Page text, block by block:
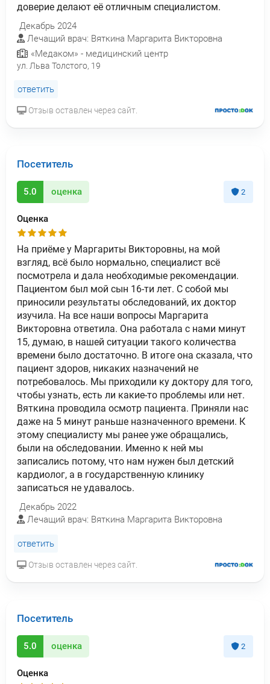
доверие делают её отличным специалистом.
Декабрь 2024
Лечащий врач: Вяткина Маргарита Викторовна
«Медаком» - медицинский центр
ул. Льва Толстого, 19
ответить
Отзыв оставлен через сайт.
Посетитель
5.0 оценка 2
Оценка
На приёме у Маргариты Викторовны, на мой
взгляд, всё было нормально, специалист всё
посмотрела и дала необходимые рекомендации.
Пациентом был мой сын 16-ти лет. С собой мы
приносили результаты обследований, их доктор
изучила. На все наши вопросы Маргарита
Викторовна ответила. Она работала с нами минут
15, думаю, в нашей ситуации такого количества
времени было достаточно. В итоге она сказала, что
пациент здоров, никаких назначений не
потребовалось. Мы приходили ку доктору для того,
чтобы узнать, есть ли какие-то проблемы или нет.
Вяткина проводила осмотр пациента. Приняли нас
даже на 5 минут раньше назначенного времени. К
этому специалисту мы ранее уже обращались,
были на обследовании. Именно к ней мы
записались потому, что нам нужен был детский
кардиолог, а в государственную клинику
записаться не удавалось.
Декабрь 2022
Лечащий врач: Вяткина Маргарита Викторовна
ответить
Отзыв оставлен через сайт.
Посетитель
5.0 оценка 2
Оценка